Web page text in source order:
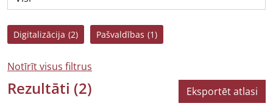
Digitalizācija (2) Pašvaldības (1)
Notīrīt visus filtrus
Rezultāti (2) Eksportēt atlasi